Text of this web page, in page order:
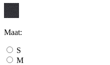
Maat:
S
M